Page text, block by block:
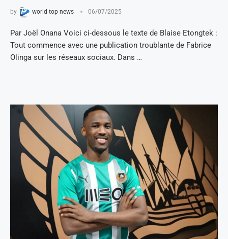
by world top news 06/07/2025
Par Joël Onana Voici ci-dessous le texte de Blaise Etongtek :
Tout commence avec une publication troublante de Fabrice
Olinga sur les réseaux sociaux. Dans …